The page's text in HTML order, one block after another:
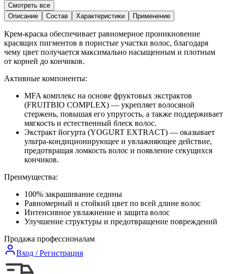
Смотреть все
Описание
Состав Характеристики Применение
Крем-краска обеспечивает равномерное проникновение
красящих пигментов в пористые участки волос, благодаря
чему цвет получается максимально насыщенным и плотным
от корней до кончиков.
Активные компоненты:
MFA комплекс на основе фруктовых экстрактов
(FRUITBIO COMPLEX) — укрепляет волосяной
стержень, повышая его упругость, а также поддерживает
мягкость и естественный блеск волос.
Экстракт йогурта (YOGURT EXTRACT) — оказывает
ультра-кондиционирующее и увлажняющее действие,
предотвращая ломкость волос и появление секущихся
кончиков.
Преимущества:
100% закрашивание седины
Равномерный и стойкий цвет по всей длине волос
Интенсивное увлажнение и защита волос
Улучшение структуры и предотвращение повреждений
Продажа профессионалам
Вход / Регистрация